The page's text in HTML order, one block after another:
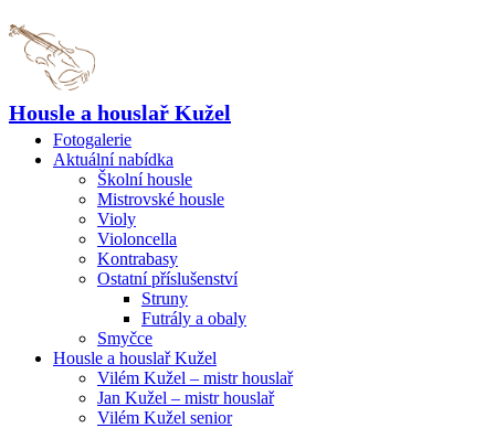
Housle a houslař Kužel
Fotogalerie
Aktuální nabídka
Školní housle
Mistrovské housle
Violy
Violoncella
Kontrabasy
Ostatní příslušenství
Struny
Futrály a obaly
Smyčce
Housle a houslař Kužel
Vilém Kužel – mistr houslař
Jan Kužel – mistr houslař
Vilém Kužel senior